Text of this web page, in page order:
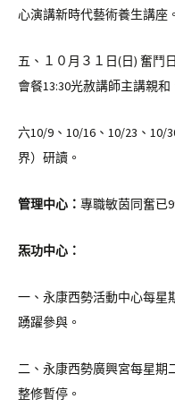
心演講新時代藝術養生講座
五、１０月３１日(日) 奮鬥
會餐13:30光赦講師主講親和
六10/9、10/16、10/23、10/
界）研讀。
管理中心： 專職敏茵同奮已
炁功中心：
一、永康西勢活動中心每星
踴躍參與。
二、永康西勢廣興宮每星期
整修暫停。